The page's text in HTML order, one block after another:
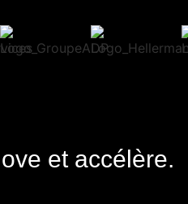
et accélère.